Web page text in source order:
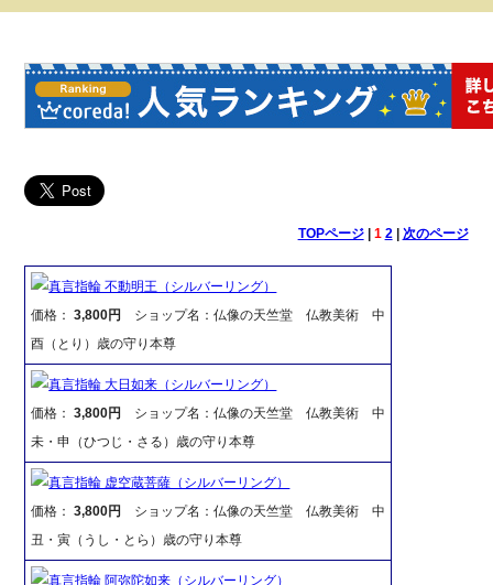
TOPページ| 1 2| 次のページ
真言指輪 不動明王（シルバーリング）
価格：3,800円
ショップ名：仏像の天竺堂 仏教美術 中
酉（とり）歳の守り本尊
真言指輪 大日如来（シルバーリング）
価格：3,800円
ショップ名：仏像の天竺堂 仏教美術 中
未・申（ひつじ・さる）歳の守り本尊
真言指輪 虚空蔵菩薩（シルバーリング）
価格：3,800円
ショップ名：仏像の天竺堂 仏教美術 中
丑・寅（うし・とら）歳の守り本尊
真言指輪 阿弥陀如来（シルバーリング）